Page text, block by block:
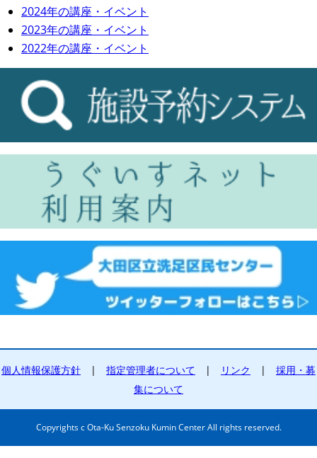
2024年の講座・イベント
2023年の講座・イベント
2022年の講座・イベント
個人情報保護方針 | 指定管理者について | リンク | 採用・募
集について
Copyrights c Ota-Ku Senzoku Kumin Center All rights reserved.